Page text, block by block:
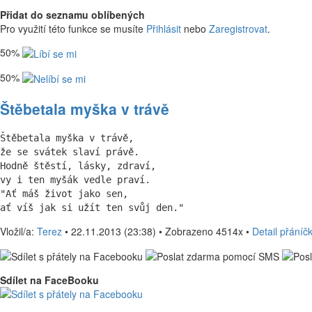
Přidat do seznamu oblíbených
Pro využití této funkce se musíte Přihlásit nebo Zaregistrovat.
50%
50%
Štěbetala myška v trávě
Štěbetala myška v trávě,
že se svátek slaví právě.
Hodně štěstí, lásky, zdraví,
vy i ten myšák vedle praví.
"Ať máš život jako sen,
ať víš jak si užít ten svůj den."
Vložil/a: Terez • 22.11.2013 (23:38) • Zobrazeno 4514x • Detail
Sdílet na FaceBooku